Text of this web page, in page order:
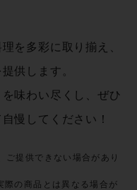
を多彩に取り揃え、
供します。
味わい尽くし、ぜひ
慢してください！
提供できない場合があり
の商品とは異なる場合が